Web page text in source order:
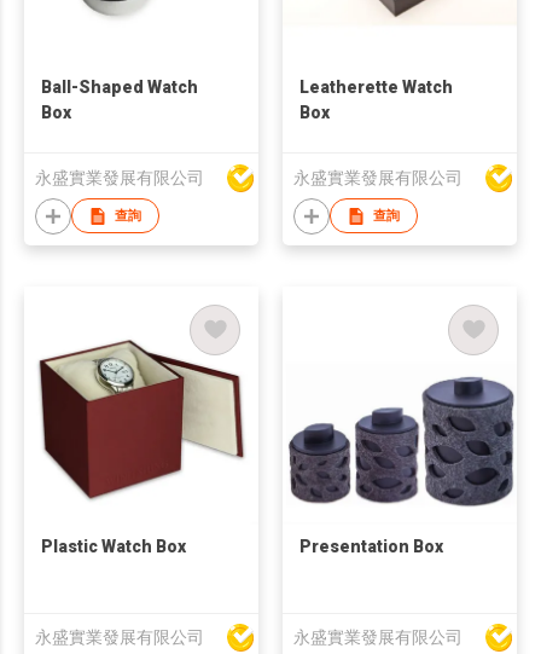
Ball-Shaped Watch
Box
永盛實業發展有限公司
查詢
Leatherette Watch
Box
永盛實業發展有限公司
查詢
Plastic Watch Box
永盛實業發展有限公司
Presentation Box
永盛實業發展有限公司